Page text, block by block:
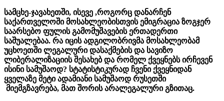
სამცხე-ჯავახეთში, ისევე ,როგორც დანარჩენ
საქართველოში მოსახლეობისთვის ემიგრაცია ზოგჯერ
საარსებო ფულის გამომუშავების ერთადერთი
საშუალებაა. რა იცის ადგილობრივმა მოსახლეობამ
უცხოეთში ლეგალური დასაქმების და სავიზო
ლიბერალიზაციის შესახებ და რომელ ქვეყნებს ირჩევენ
ისინი სამუშაოდ? სტატისტიკურად ჩვენი ქვეყნიდან
ყველაზე მეტი ადამიანი სამუშაოდ რუსეთში
მიემგზავრება, მათ შორის არალეგალური გზითაც.